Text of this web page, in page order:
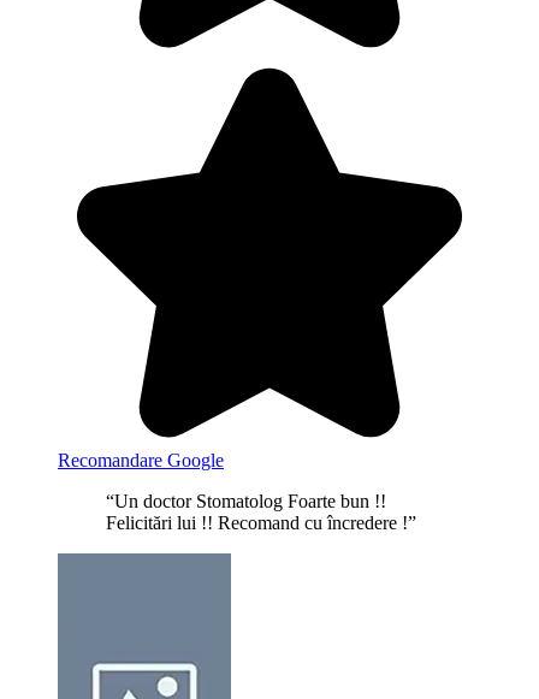
Recomandare Google
“Un doctor Stomatolog Foarte bun !!
Felicitări lui !! Recomand cu încredere !”